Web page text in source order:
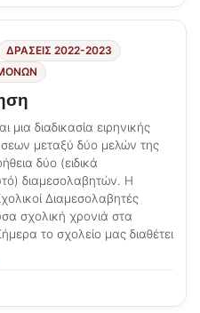
ΔΡΆΣΕΙΣ 2022-2023
διαδικασία ειρηνικής
μεταξύ δύο μελών της
δύο (ειδικά
διαμεσολαβητών. Η
Διαμεσολαβητές
σχολική χρονιά στα
το σχολείο μας διαθέτει